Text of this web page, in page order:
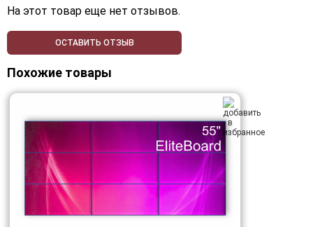
На этот товар еще нет отзывов.
ОСТАВИТЬ ОТЗЫВ
Похожие товары